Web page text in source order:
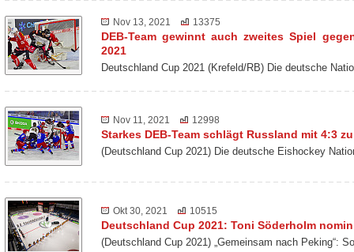
Nov 13, 2021 13375
DEB-Team gewinnt auch zweites Spiel
2021
Deutschland Cup 2021 (Krefeld/RB) Die deutsche
Nov 11, 2021 12998
Starkes DEB-Team schlägt Russland mit 4:3
(Deutschland Cup 2021) Die deutsche Eishockey
Okt 30, 2021 10515
Deutschland Cup 2021: Toni Söderholm
(Deutschland Cup 2021) „Gemeinsam nach Peking“: